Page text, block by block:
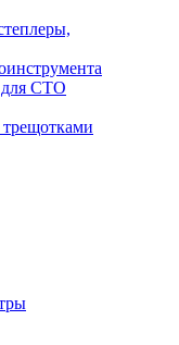
для СТО